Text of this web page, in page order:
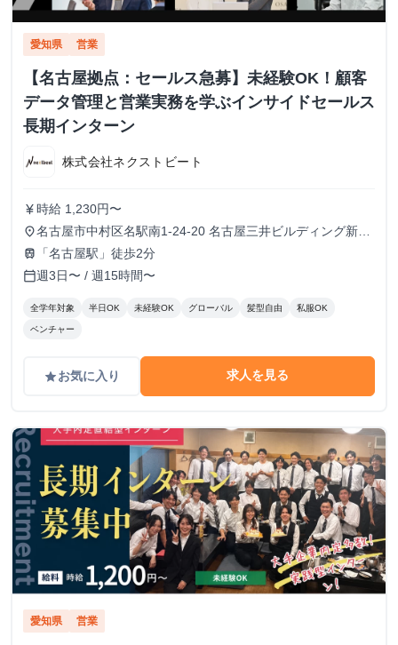
愛知県 営業
【名古屋拠点：セールス急募】未経験OK！顧客
データ管理と営業実務を学ぶインサイドセールス
長期インターン
株式会社ネクストビート
currency_yen 時給 1,230円〜
place名古屋市中村区名駅南1-24-20 名古屋三井ビルディング新館
5階
train 「名古屋駅」徒歩2分
calendar_today週3日〜 / 週15時間〜
全学年対象 半日OK 未経験OK グローバル 髪型自由 私服OK
ベンチャー
gradeお気に入り 求人を見る
愛知県 営業